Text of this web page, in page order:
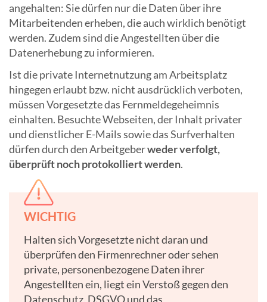
angehalten: Sie dürfen nur die Daten über ihre
Mitarbeitenden erheben, die auch wirklich benötigt
werden. Zudem sind die Angestellten über die
Datenerhebung zu informieren.
Ist die private Internetnutzung am Arbeitsplatz
hingegen erlaubt bzw. nicht ausdrücklich verboten,
müssen Vorgesetzte das Fernmeldegeheimnis
einhalten. Besuchte Webseiten, der Inhalt privater
und dienstlicher E-Mails sowie das Surfverhalten
dürfen durch den Arbeitgeberweder verfolgt,
überprüft noch protokolliert werden.
WICHTIG
Halten sich Vorgesetzte nicht daran und
überprüfen den Firmenrechner oder sehen
private, personenbezogene Daten ihrer
Angestellten ein, liegt ein Verstoß gegen den
Datenschutz, DSGVO und das